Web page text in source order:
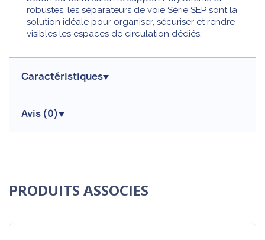
robustes, les séparateurs de voie Série SEP sont la
solution idéale pour organiser, sécuriser et rendre
visibles les espaces de circulation dédiés.
Caractéristiques
Avis (0)
PRODUITS ASSOCIES